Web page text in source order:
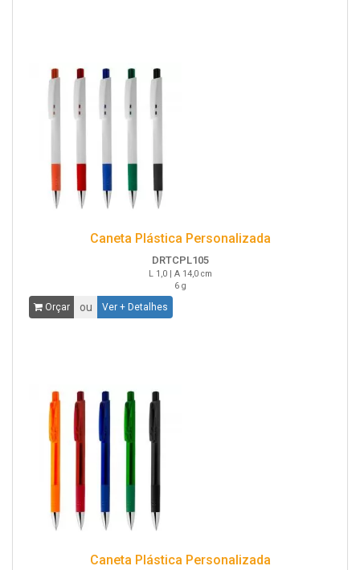
Caneta Plástica Personalizada
DRTCPL105
L 1,0 | A 14,0 cm
6 g
Orçar ou Ver + Detalhes
Caneta Plástica Personalizada